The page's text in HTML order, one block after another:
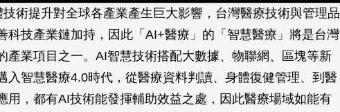
技術提升對全球各產業產生巨大影響，台灣醫療技術與管理品
科技產業鏈加持，因此「AI+醫療」的「智慧醫療」將是台灣
產業項目之一。AI智慧技術搭配大數據、物聯網、區塊等新
入智慧醫療4.0時代，從醫療資料判讀、身體復健管理、到醫
用，都有AI技術能發揮輔助效益之處，因此醫療場域如能有